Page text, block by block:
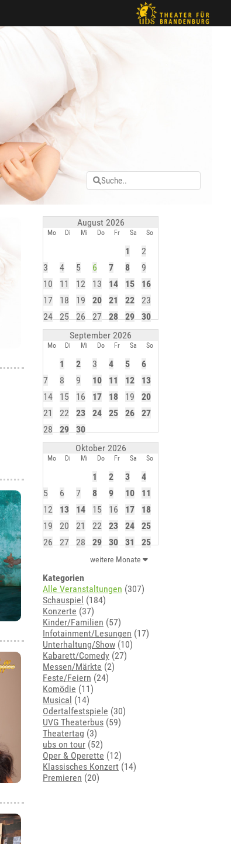
August 2026
Mo Di Mi Do Fr Sa So
1
2
3
4 5 6 7 8
9
10
11 12 13 14 15
16
17
18 19 20 21 22
23
24
25 26 27 28 29
30
September 2026
Mo Di Mi Do Fr Sa So
1 2 3 4 5
6
7
8 9 10 11 12
13
14
15 16 17 18 19
20
21
22 23 24 25 26
27
28
29
30
Oktober 2026
Mo Di Mi Do Fr Sa So
1 2 3
4
5
6 7 8 9 10
11
12
13 14 15 16 17
18
19
20 21 22 23 24
25
26
27 28 29 30 31 25
weitere Monate
Kategorien
Alle Veranstaltungen (307)
Schauspiel (184)
Konzerte (37)
Kinder/Familien (57)
Infotainment/Lesungen (17)
Unterhaltung/Show (10)
Kabarett/Comedy (27)
Messen/Märkte (2)
Feste/Feiern (24)
Komödie (11)
Musical (14)
Odertalfestspiele (30)
UVG Theaterbus (59)
Theatertag (3)
ubs on tour (52)
Oper & Operette (12)
Klassisches Konzert (14)
Premieren (20)